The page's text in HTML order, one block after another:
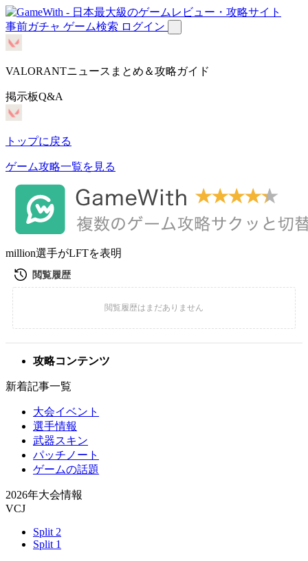
事前ガチャ ゲーム検索 ログイン
VALORANTニュースまとめ＆攻略ガイド
掲示板Q&A
トップに戻る
ゲーム攻略一覧を見る
million選手がLFTを表明
攻略コンテンツ
新着記事一覧
大会イベント
選手情報
武器スキン
パッチノート
ゲームの話題
2026年大会情報
VCJ
Split 2
Split 1